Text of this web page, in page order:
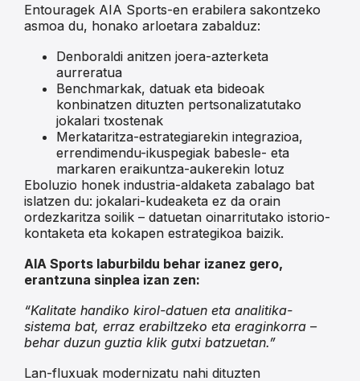
Entouragek AIA Sports-en erabilera sakontzeko
asmoa du, honako arloetara zabalduz:
Denboraldi anitzen joera-azterketa
aurreratua
Benchmarkak, datuak eta bideoak
konbinatzen dituzten pertsonalizatutako
jokalari txostenak
Merkataritza-estrategiarekin integrazioa,
errendimendu-ikuspegiak babesle- eta
markaren eraikuntza-aukerekin lotuz
Eboluzio honek industria-aldaketa zabalago bat
islatzen du: jokalari-kudeaketa ez da orain
ordezkaritza soilik – datuetan oinarritutako istorio-
kontaketa eta kokapen estrategikoa baizik.
AIA Sports laburbildu behar izanez gero,
erantzuna sinplea izan zen:
“Kalitate handiko kirol-datuen eta analitika-
sistema bat, erraz erabiltzeko eta eraginkorra –
behar duzun guztia klik gutxi batzuetan.”
Lan-fluxuak modernizatu nahi dituzten